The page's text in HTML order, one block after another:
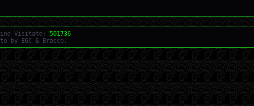
Visitate:501736
by EGC & Bracco.